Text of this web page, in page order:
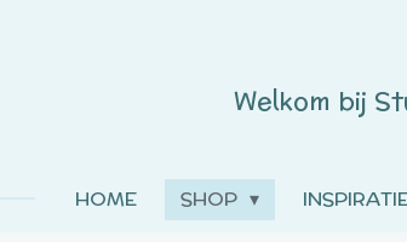
Welkom bij
HOME SHOP